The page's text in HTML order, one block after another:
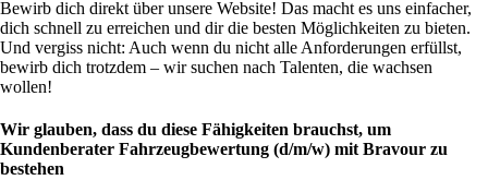
Bewirb dich direkt über unsere Website! Das macht es uns einfacher,
dich schnell zu erreichen und dir die besten Möglichkeiten zu bieten.
Und vergiss nicht: Auch wenn du nicht alle Anforderungen erfüllst,
bewirb dich trotzdem – wir suchen nach Talenten, die wachsen
wollen!
Wir glauben, dass du diese Fähigkeiten brauchst, um
Kundenberater Fahrzeugbewertung (d/m/w) mit Bravour zu
bestehen